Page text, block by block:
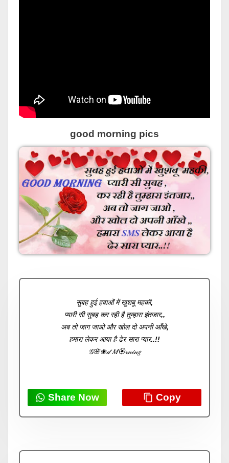
good morning pics
सुबह हुई हवाओं में खुशबू महकी,
प्यारी सी सुबह कर रही है तुम्हारा इंतजार,,
अब तो जाग जाओ और खोल दो अपनी आँखे,
हमारा लेकर आया है ढेर सारा प्यार..!!
𝒢🌸❀𝒹 𝑀🏵𝓇𝓃𝒾𝓃𝑔
Share Now Copy